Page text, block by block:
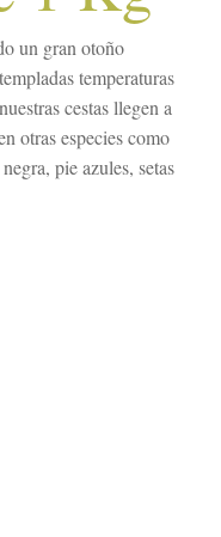
un gran otoño
temperaturas
cestas llegen a
otras especies como
pie azules, setas